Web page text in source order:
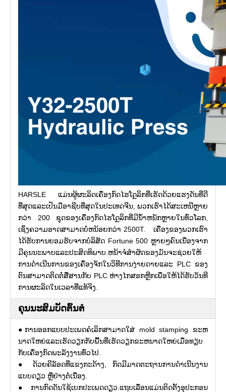
HARSLE ແມ່ນຜູ້ຜະລິດເຄື່ອງກົດໄຮໂດຼລິກທີ່ເຮັດດ້ວຍແຮງດັນທີ່ດີ
ທີ່ສຸດແລະເປັນມືອາຊີບທີ່ສຸດໃນປະເທດຈີນ, ພວກເຮົາໄດ້ສະເຫນີຫຼາຍ
ກວ່າ 200 ຊຸດຂອງເຄື່ອງກົດໄຮໂດຼລິກທີ່ມີນ້ໍາຫນັກຫຼາຍໃນທົ່ວໂລກ,
ເຊິ່ງຄວາມອາດສາມາດບໍ່ຫນ້ອຍກວ່າ 2500T. ເຄື່ອງຂອງພວກເຮົາ
ໄດ້ຮັບການຍອມຮັບຈາກບໍລິສັດ Fortune 500 ຫຼາຍໆຄົນເນື່ອງຈາກ
ມີຄຸນນະພາບແລະປະສິດທິພາບ.ຫນ້າຈໍສໍາຜັດຂອງມັນຈະຊ່ວຍໃຫ້
ການດໍາເນີນການຂອງເຄື່ອງຈັກໃນວິທີການງ່າຍດາຍແລະ PLC ຂອງ
ຕົນສາມາດຕິດຕໍ່ສື່ສານກັບ PLC ຫ່າງໄກສອກຫຼີກເພື່ອໃຫ້ໄດ້ຮັບວັນທີ
ການຜະລິດໃນເວລາທີ່ແທ້ຈິງ.
ຄຸນນະສົມບັດຕົ້ນຕໍ
●ການອອກແບບປະເພດຄໍເລິກສາມາດໃສ່ mold stamping ຂະຫ
ນາດໃຫຍ່ແລະເຮັດວຽກກັບພື້ນທີ່ເຮັດວຽກຂະຫນາດໃຫຍ່ເມື່ອທຽບ
ກັບເຄື່ອງກົດພະລັງງານທົ່ວໄປ.
● ດ້ວຍຄີລັອດທີ່ແຂງກະດ້າງ, ກົດມີມາດຕະຖານການດໍາເນີນງານ
ແບບດຽວ ຫຼືຢ່າງຕໍ່ເນື່ອງ.
● ການກົດດັນໃຊ້ເບກປະເພດດຽວ.ແຖບເລື່ອນແມ່ນຕິດຕັ້ງອຸປະກອນ